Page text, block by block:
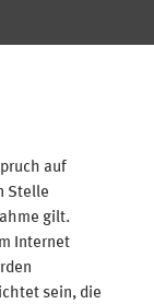
auf
Stelle
gilt.
Internet
sein, die